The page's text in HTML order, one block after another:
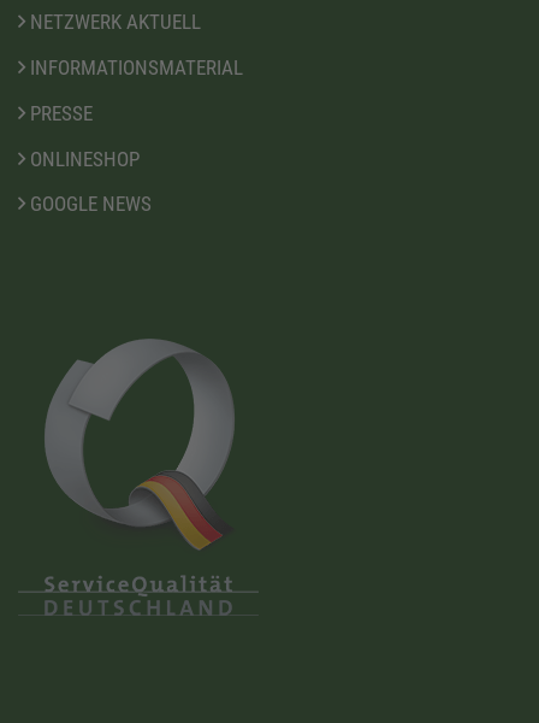
NETZWERK AKTUELL
INFORMATIONSMATERIAL
PRESSE
ONLINESHOP
GOOGLE NEWS